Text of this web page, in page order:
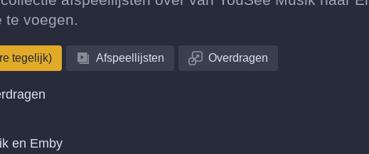
te voegen.
tegelijk) Afspeellijsten Overdragen
en Emby